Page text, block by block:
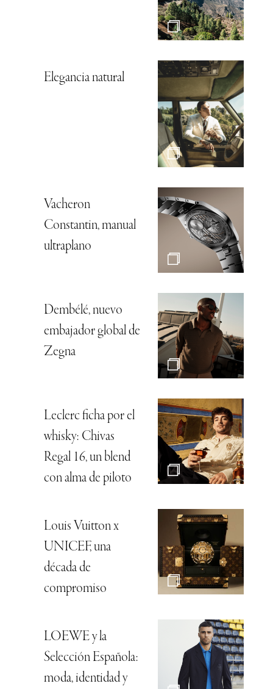
Elegancia natural
Vacheron
Constantin, manual
ultraplano
Dembélé, nuevo
embajador global de
Zegna
Leclerc ficha por el
whisky: Chivas
Regal 16, un blend
con alma de piloto
Louis Vuitton x
UNICEF, una
década de
compromiso
LOEWE y la
Selección Española:
moda, identidad y